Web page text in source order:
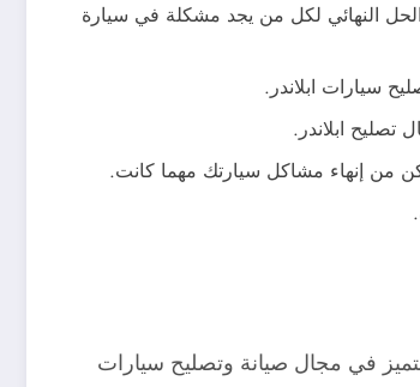
الحل النهائي لكل من يجد مشكلة في سيارة
سيارات ابلاندر.
تصليح ابلاندر.
من إنهاء مشاكل سيارتك مهما كانت.
في مجال صيانة وتصليح سيارات